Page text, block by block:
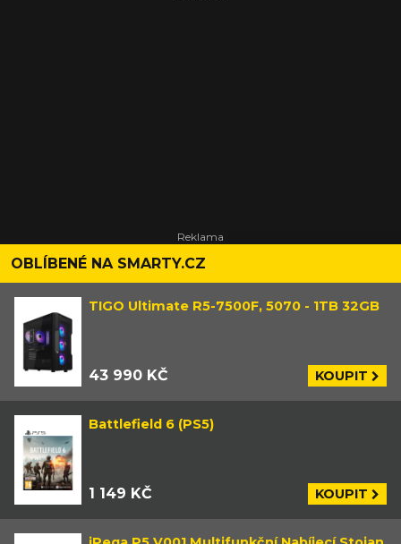
OBLÍBENÉ NA SMARTY.CZ
TIGO Ultimate R5-7500F, 5070 - 1TB 32GB
43 990 KČ KOUPIT
Battlefield 6 (PS5)
1 149 KČ KOUPIT